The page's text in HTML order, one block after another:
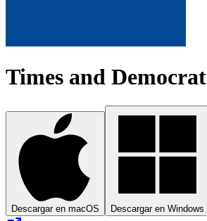
Times and Democrat
Descargar en macOS Descargar en Windows